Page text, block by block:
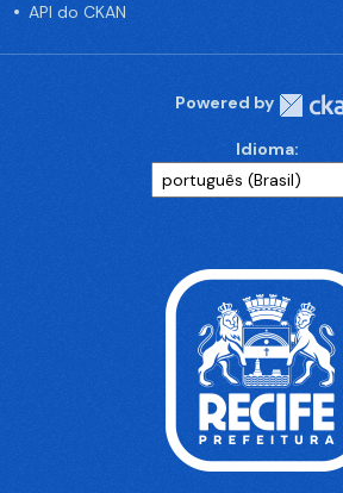
API do CKAN
Powered by
Idioma